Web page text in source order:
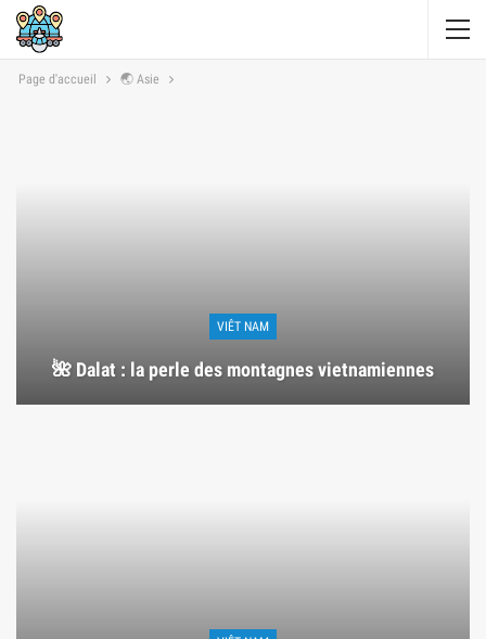
Page d'accueil 🌏 Asie
VIÊT NAM
🌺 Dalat : la perle des montagnes vietnamiennes